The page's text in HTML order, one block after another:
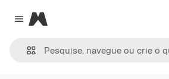
Close menu
Magnific